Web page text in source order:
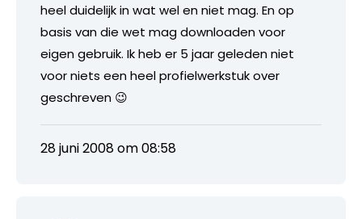
heel duidelijk in wat wel en niet mag. En op
basis van die wet mag downloaden voor
eigen gebruik. Ik heb er 5 jaar geleden niet
voor niets een heel profielwerkstuk over
geschreven 😉
28 juni 2008 om 08:58